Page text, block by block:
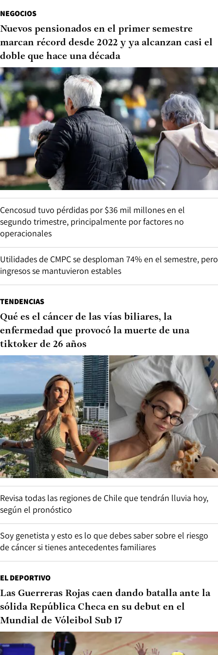
NEGOCIOS
Nuevos pensionados en el primer semestre
marcan récord desde 2022 y ya alcanzan casi el
doble que hace una década
Cencosud tuvo pérdidas por $36 mil millones en el
segundo trimestre, principalmente por factores no
operacionales
Utilidades de CMPC se desploman 74% en el semestre, pero
ingresos se mantuvieron estables
TENDENCIAS
Qué es el cáncer de las vías biliares, la
enfermedad que provocó la muerte de una
tiktoker de 26 años
Revisa todas las regiones de Chile que tendrán lluvia hoy,
según el pronóstico
Soy genetista y esto es lo que debes saber sobre el riesgo
de cáncer si tienes antecedentes familiares
EL DEPORTIVO
Las Guerreras Rojas caen dando batalla ante la
sólida República Checa en su debut en el
Mundial de Vóleibol Sub 17